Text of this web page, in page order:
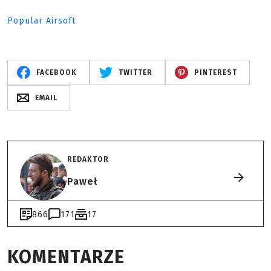
Popular Airsoft
FACEBOOK TWITTER PINTEREST
EMAIL
REDAKTOR
Paweł
866 171 17
KOMENTARZE